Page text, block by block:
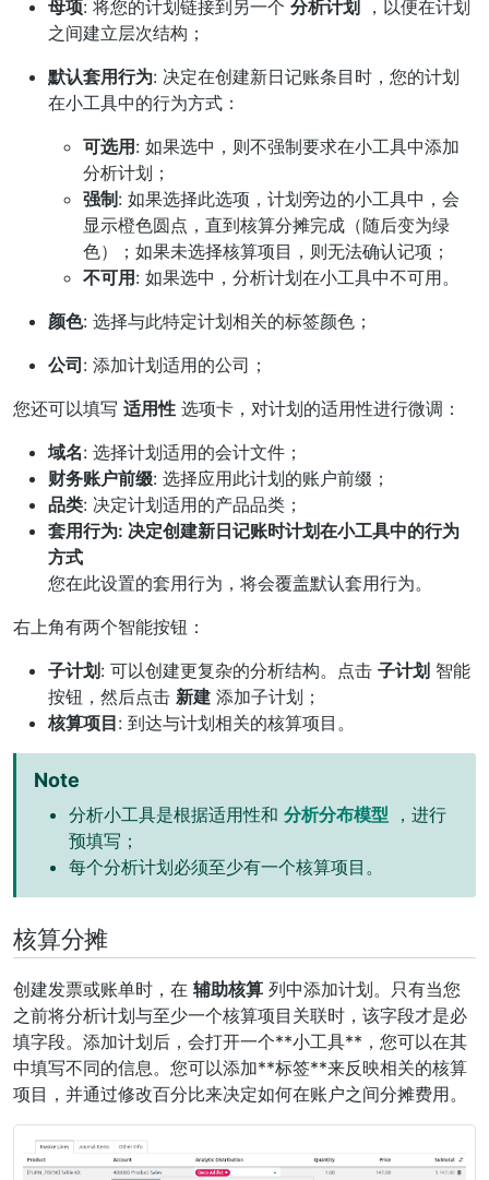
母项: 将您的计划链接到另一个 分析计划
，以便在计划
之间建立层次结构；
默认套用行为: 决定在创建新日记账条目时，您的计划
在小工具中的行为方式：
可选用 : 如果选中，则不强制要求在小工具中添加
分析计划；
强制 : 如果选择此选项，计划旁边的小工具中，会
显示橙色圆点，直到核算分摊完成（随后变为绿
色）；如果未选择核算项目，则无法确认记项；
不可用 : 如果选中，分析计划在小工具中不可用。
颜色: 选择与此特定计划相关的标签颜色；
公司 : 添加计划适用的公司；
您还可以填写 适用性 选项卡，对计划的适用性进行微调：
域名: 选择计划适用的会计文件；
财务账户前缀: 选择应用此计划的账户前缀；
品类: 决定计划适用的产品品类；
套用行为: 决定创建新日记账时计划在小工具中的行为
方式
您在此设置的套用行为，将会覆盖默认套用行为。
右上角有两个智能按钮：
子计划 : 可以创建更复杂的分析结构。点击 子计划 智能
按钮，然后点击 新建 添加子计划；
核算项目: 到达与计划相关的核算项目。
Note
分析小工具是根据适用性和 分析分布模型 ，进行
预填写；
每个分析计划必须至少有一个核算项目。
核算分摊
创建发票或账单时，在 辅助核算 列中添加计划。只有当您
之前将分析计划与至少一个核算项目关联时，该字段才是必
填字段。添加计划后，会打开一个**小工具**，您可以在其
中填写不同的信息。您可以添加**标签**来反映相关的核算
项目，并通过修改百分比来决定如何在账户之间分摊费用。